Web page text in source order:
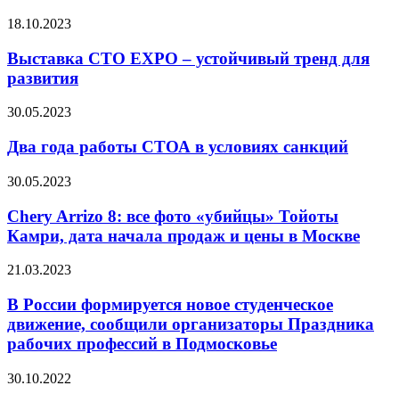
18.10.2023
Выставка CTO EXPO – устойчивый тренд для
развития
30.05.2023
Два года работы СТОА в условиях санкций
30.05.2023
Chery Arrizo 8: все фото «убийцы» Тойоты
Камри, дата начала продаж и цены в Москве
21.03.2023
В России формируется новое студенческое
движение, сообщили организаторы Праздника
рабочих профессий в Подмосковье
30.10.2022